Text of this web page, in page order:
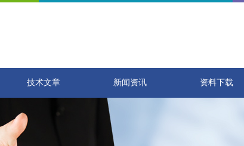
技术文章 新闻资讯 资料下载